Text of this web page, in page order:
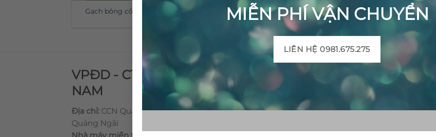
MIỄN PHÍ VẬN CHUYỂN
LIÊN HỆ 0981.675.275
Gạch bông cổ điển CTS 23.1
VPĐD - CTY TNHH GẠCH BÔNG VIỆT
NAM
Địa chỉ: CCN Quán Lát, Xã Đức Chánh, Huyện Mộ Đức, Tỉnh
Quảng Ngãi
THÔNG TIN SẢN PHẨM
Mô tả sản phẩm gạch